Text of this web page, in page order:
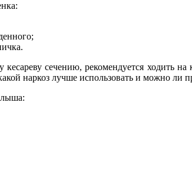
сечению, рекомендуется ходить
наркоз лучше использовать и можно ли